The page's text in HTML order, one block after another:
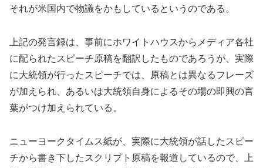
それが米国内で物議をかもしているというのである。
上記の発言録は、事前にホワイトハウスからメディア各社
に配られたスピーチ原稿を翻訳したものであろうが、実際
に大統領が行ったスピーチでは、原稿とは異なるフレーズ
が加えられ、あるいは大統領自身によるその場の即興の言
葉がつけ加えられている。
ニューヨークタイムス紙が、実際に大統領が話したスピー
チから書き下したスクリプト原稿を報道しているので、上